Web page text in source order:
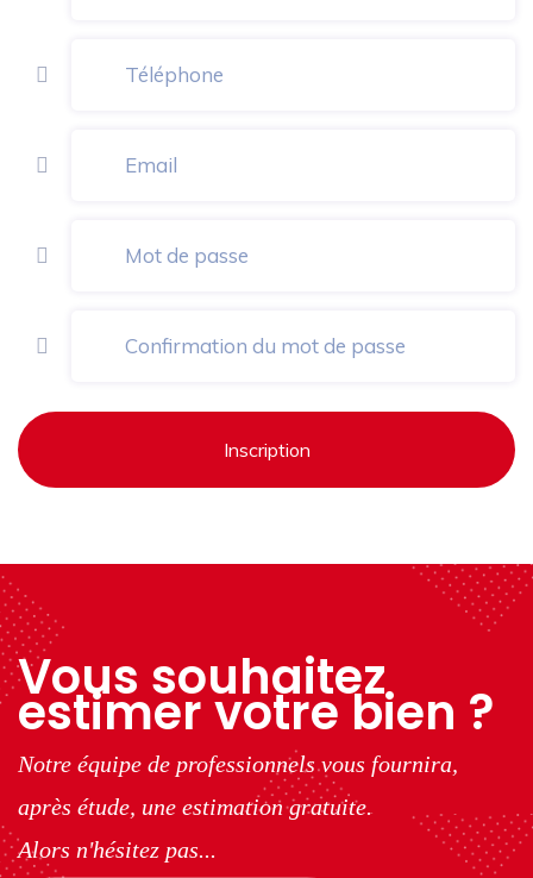
Inscription
Vous souhaitez
estimer votre bien ?
Notre équipe de professionnels vous fournira,
après étude, une estimation gratuite.
Alors n'hésitez pas...